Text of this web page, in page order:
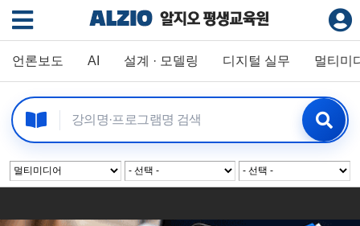
언론보도 AI 설계 · 모델링 디지털 실무 멀티미